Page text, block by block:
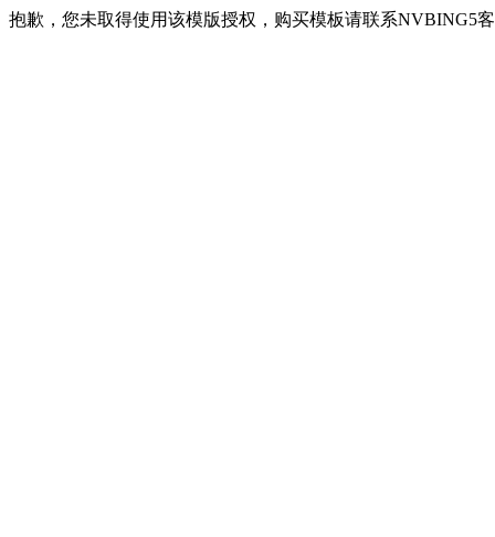
抱歉，您未取得使用该模版授权，购买模板请联系NVBING5客